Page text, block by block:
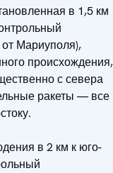
в 1,5 км
от Мариуполя),
происхождения,
с севера
ракеты — все
в 2 км к юго-